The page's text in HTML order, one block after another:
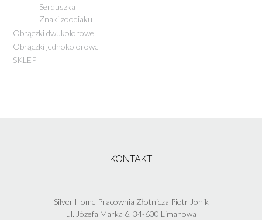
Serduszka
Znaki zoodiaku
Obrączki dwukolorowe
Obrączki jednokolorowe
SKLEP
KONTAKT
Silver Home Pracownia Złotnicza Piotr Jonik
ul. Józefa Marka 6, 34-600 Limanowa